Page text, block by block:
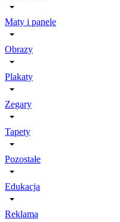
Maty i panele
Obrazy
Plakaty
Zegary
Tapety
Pozostałe
Edukacja
Reklama